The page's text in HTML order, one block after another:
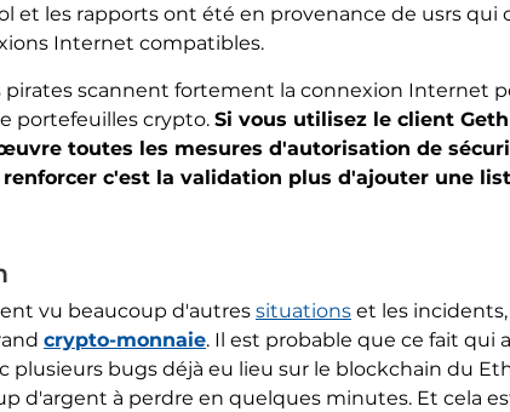
et les rapports ont été en provenance de usrs
Internet compatibles.
scannent fortement la connexion Internet
portefeuilles crypto. Si vous utilisez le client
toutes les mesures d'autorisation de
c'est la validation plus d'ajouter une
vu beaucoup d'autres situations et les
crypto-monnaie. Il est probable que ce fait qui
plusieurs bugs déjà eu lieu sur le blockchain du
d'argent à perdre en quelques minutes. Et cela